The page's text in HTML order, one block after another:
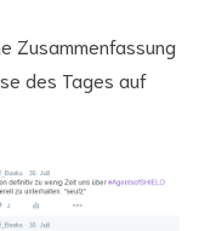
Zusammenfassung
des Tages auf